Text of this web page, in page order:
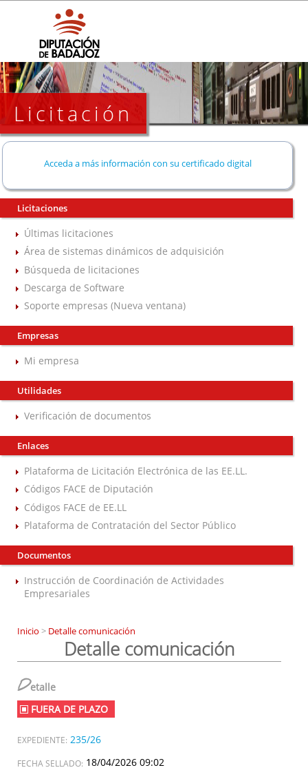
Licitación
Acceda a más información con su certificado digital
Licitaciones
Últimas licitaciones
Área de sistemas dinámicos de adquisición
Búsqueda de licitaciones
Descarga de Software
Soporte empresas (Nueva ventana)
Empresas
Mi empresa
Utilidades
Verificación de documentos
Enlaces
Plataforma de Licitación Electrónica de las EE.LL.
Códigos FACE de Diputación
Códigos FACE de EE.LL
Plataforma de Contratación del Sector Público
Documentos
Instrucción de Coordinación de Actividades
Empresariales
Inicio > Detalle comunicación
Detalle comunicación
Detalle
FUERA DE PLAZO
EXPEDIENTE: 235/26
FECHA SELLADO: 18/04/2026 09:02